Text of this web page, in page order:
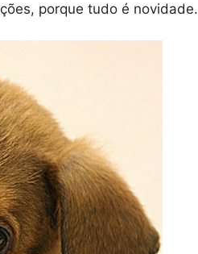
porque tudo é novidade.